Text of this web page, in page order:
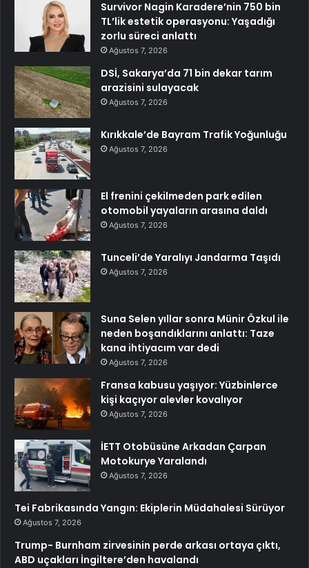
Survivor Nagin Karadere’nin 750 bin
TL’lik estetik operasyonu: Yaşadığı
zorlu süreci anlattı
Ağustos 7, 2026
DSİ, Sakarya’da 71 bin dekar tarım
arazisini sulayacak
Ağustos 7, 2026
Kırıkkale’de Bayram Trafik Yoğunluğu
Ağustos 7, 2026
El frenini çekilmeden park edilen
otomobil yayaların arasına daldı
Ağustos 7, 2026
Tunceli’de Yaralıyı Jandarma Taşıdı
Ağustos 7, 2026
Suna Selen yıllar sonra Münir Özkul ile
neden boşandıklarını anlattı: Taze
kana ihtiyacım var dedi
Ağustos 7, 2026
Fransa kabusu yaşıyor: Yüzbinlerce
kişi kaçıyor alevler kovalıyor
Ağustos 7, 2026
İETT Otobüsüne Arkadan Çarpan
Motokurye Yaralandı
Ağustos 7, 2026
Tei Fabrikasında Yangın: Ekiplerin Müdahalesi Sürüyor
Ağustos 7, 2026
Trump- Burnham zirvesinin perde arkası ortaya çıktı,
ABD uçakları İngiltere’den havalandı